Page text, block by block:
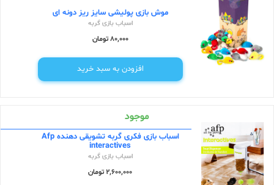
موش بازی پولیشی سایز ریز دونه ای
اسباب بازی گربه
80,000 تومان
افزودن به سبد خرید
موجود
اسباب بازی فکری گربه تشویقی دهنده Afp
interactives
اسباب بازی گربه
2,600,000 تومان